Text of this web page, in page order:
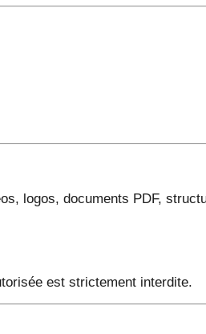
logos, documents PDF,
est strictement interdite.